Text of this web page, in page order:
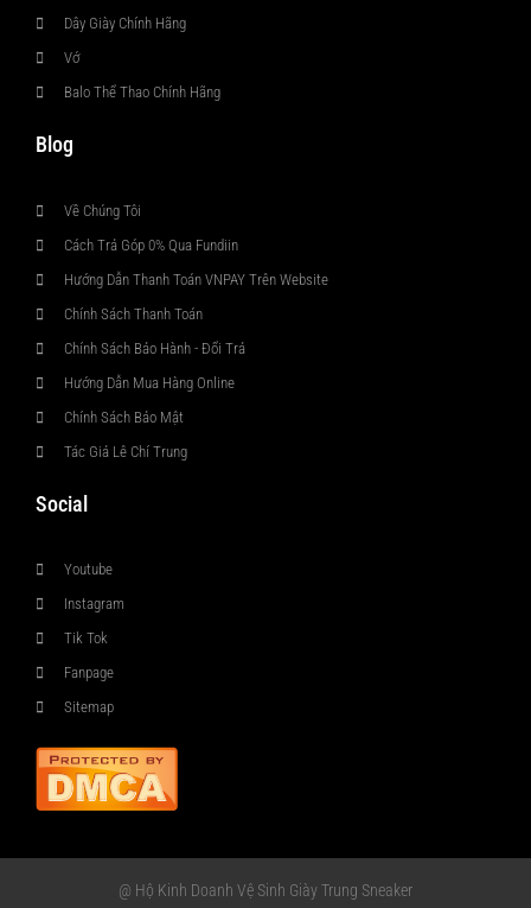
Dây Giày Chính Hãng
Vớ
Balo Thể Thao Chính Hãng
Blog
Về Chúng Tôi
Cách Trả Góp 0% Qua Fundiin
Hướng Dẫn Thanh Toán VNPAY Trên Website
Chính Sách Thanh Toán
Chính Sách Bảo Hành - Đổi Trả
Hướng Dẫn Mua Hàng Online
Chính Sách Bảo Mật
Tác Giả Lê Chí Trung
Social
Youtube
Instagram
Tik Tok
Fanpage
Sitemap
@ Hộ Kinh Doanh Vệ Sinh Giày Trung Sneaker